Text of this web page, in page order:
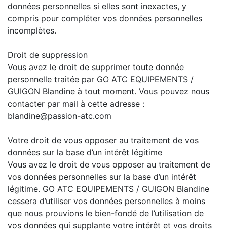
données personnelles si elles sont inexactes, y
compris pour compléter vos données personnelles
incomplètes.
Droit de suppression
Vous avez le droit de supprimer toute donnée
personnelle traitée par GO ATC EQUIPEMENTS /
GUIGON Blandine à tout moment. Vous pouvez nous
contacter par mail à cette adresse :
blandine@passion-atc.com
Votre droit de vous opposer au traitement de vos
données sur la base d’un intérêt légitime
Vous avez le droit de vous opposer au traitement de
vos données personnelles sur la base d’un intérêt
légitime. GO ATC EQUIPEMENTS / GUIGON Blandine
cessera d’utiliser vos données personnelles à moins
que nous prouvions le bien-fondé de l’utilisation de
vos données qui supplante votre intérêt et vos droits